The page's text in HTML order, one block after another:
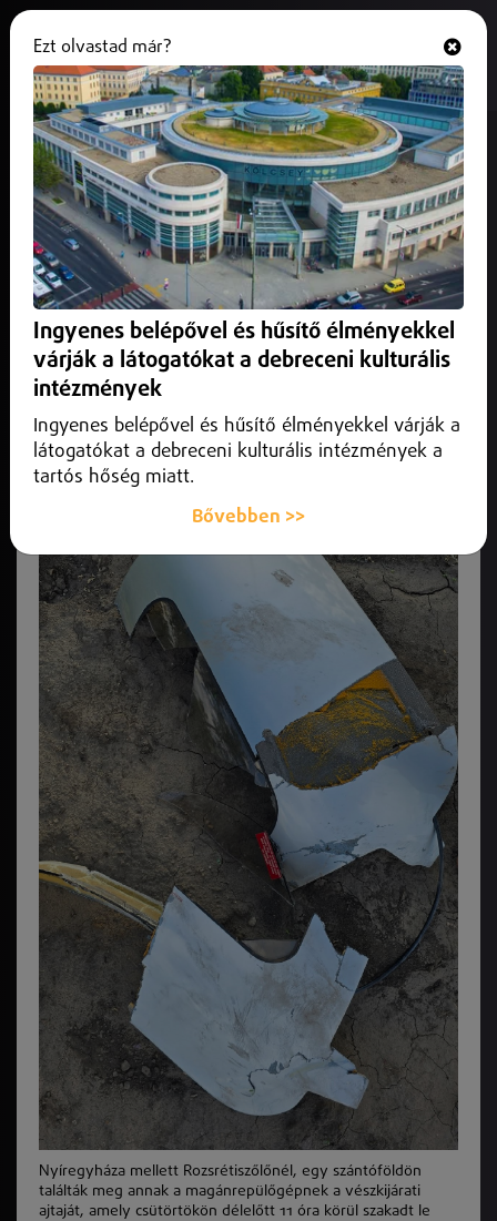
Leszakadt egy Debrecenből
felszállt magángép ajtaja
Nyíregyháza felett
2026. május 29.Nyíregyháza
Nyíregyháza mellett Rozsrétiszőlőnél, egy szántóföldön
találták meg annak a magánrepülőgépnek a vészkijárati
ajtaját, amely csütörtökön délelőtt 11 óra körül szakadt le
repülés közben Szabolcs-Szatmár-Bereg vármegye felett.
Nyíregyháza mellett Rozsrétiszőlőnél, egy szántóföldön
találták meg annak a magánrepülőgépnek a vészkijárati
ajtaját, amely csütörtökön délelőtt 11 óra körül szakadt le
Ezt olvastad már?
Ingyenes belépővel és hűsítő élményekkel
várják a látogatókat a debreceni kulturális
intézmények
Ingyenes belépővel és hűsítő élményekkel várják a
látogatókat a debreceni kulturális intézmények a
tartós hőség miatt.
Bővebben >>